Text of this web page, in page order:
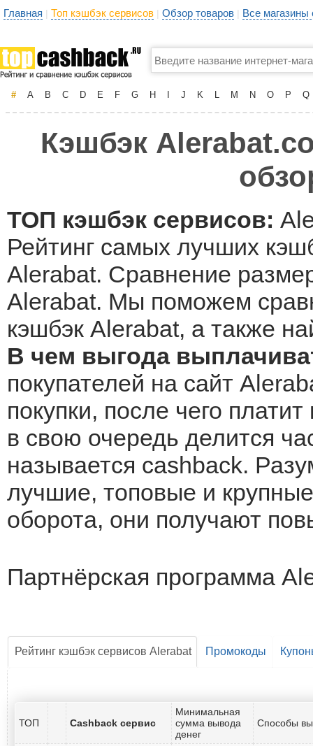
Главная | Топ кэшбэк сервисов | Обзор товаров | Все
# A B C D E F G H J K L M N O P Q
Кэшбэк
ТОП кэшбэк сервисов:
Рейтинг самых лучших
Alerabat. Сравнение
Alerabat. Мы поможем
кэшбэк Alerabat, а также
В чем выгода
покупателей на сайт
покупки, после чего
в свою очередь делится
называется cashback.
лучшие, топовые и
оборота, они получают
Партнёрская программа
Рейтинг кэшбэк сервисов Alerabat Промокоды
ТОП Cashback сервис
Минимальная
сумма вывода
денег
Способы